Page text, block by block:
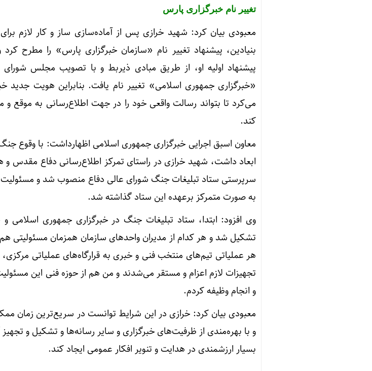
تغییر نام خبرگزاری پارس
معبودی بیان کرد: شهید خرازی پس از آماده‌سازی ساز و کار لازم
پیشنهاد اولیه او، از طریق مبادی ذیربط و با تصویب مجلس
«خبرگزاری جمهوری اسلامی» تغییر نام یافت. بنابراین هویت
می‌کرد تا بتواند رسالت واقعی خود را در جهت اطلاع‌رسانی به موقع
کند.
معاون اسبق اجرایی خبرگزاری جمهوری اسلامی اظهارداشت: با وقوع
ابعاد داشت، شهید خرازی در راستای تمرکز اطلاع‌رسانی دفاع مقدس و
سرپرستی ستاد تبلیغات جنگ شورای عالی دفاع منصوب شد و
به صورت متمرکز برعهده این ستاد گذاشته شد.
وی افزود: ابتدا، ستاد تبلیغات جنگ در خبرگزاری جمهوری اسلامی
تشکیل ‌شد و هر کدام از مدیران واحدهای سازمان همزمان مسئولیتی هم
هر عملیاتی تیم‌های منتخب فنی و خبری به قرارگاه‌های عملیاتی
تجهیزات لازم اعزام و مستقر می‌شدند و من هم از حوزه فنی این
و انجام وظیفه کردم.
معبودی بیان کرد: خرازی در این شرایط توانست در سریع‌ترین زمان
و با بهره‌مندی از ظرفیت‌های خبرگزاری و سایر رسانه‌ها و تشکیل و
بسیار ارزشمندی در هدایت و تنویر افکار عمومی ایجاد کند.